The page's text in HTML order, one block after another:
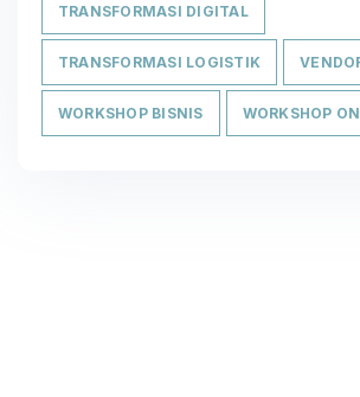
TRANSFORMASI DIGITAL
TRANSFORMASI LOGISTIK
WORKSHOP BISNIS WORKSHOP